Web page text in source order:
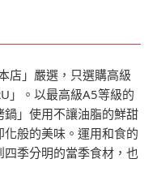
店」嚴選，只選購高級
」。以最高級A5等級的
」使用不讓油脂的鮮甜
般的美味。運用和食的
季分明的當季食材，也